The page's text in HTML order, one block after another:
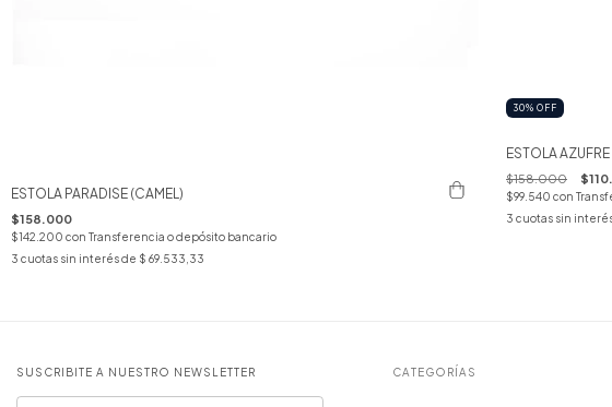
ESTOLA PARADISE (CAMEL)
$158.000
$142.200 con Transferencia o depósito bancario
3 cuotas sin interés de $ 69.533,33
30% OFF
ESTOLA
$158.000
$99.540 con
3 cuotas sin
SUSCRIBITE A NUESTRO NEWSLETTER CATEGORÍAS